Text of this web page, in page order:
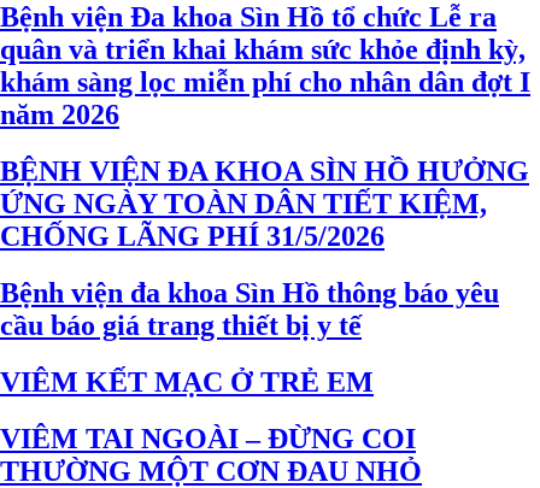
Bệnh viện Đa khoa Sìn Hồ tổ chức Lễ ra
quân và triển khai khám sức khỏe định kỳ,
khám sàng lọc miễn phí cho nhân dân đợt I
năm 2026
BỆNH VIỆN ĐA KHOA SÌN HỒ HƯỞNG
ỨNG NGÀY TOÀN DÂN TIẾT KIỆM,
CHỐNG LÃNG PHÍ 31/5/2026
Bệnh viện đa khoa Sìn Hồ thông báo yêu
cầu báo giá trang thiết bị y tế
VIÊM KẾT MẠC Ở TRẺ EM
VIÊM TAI NGOÀI – ĐỪNG COI
THƯỜNG MỘT CƠN ĐAU NHỎ